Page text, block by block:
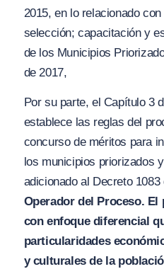
2015, en lo relacionado
selección; capacitación y
de los Municipios
de 2017,
Por su parte, el Capítulo 3
establece las reglas del
concurso de méritos para
los municipios priorizados
adicionado al Decreto
Operador del Proceso. El
con enfoque diferencial
particularidades e
y culturales de la